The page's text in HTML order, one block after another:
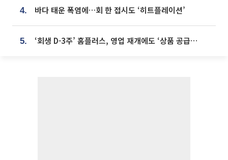
4. 바다 태운 폭염에…회 한 접시도 ‘히트플레이션’
5. ‘회생 D-3주’ 홈플러스, 영업 재개에도 ‘상품 공급망’ 복구가 생존 관건